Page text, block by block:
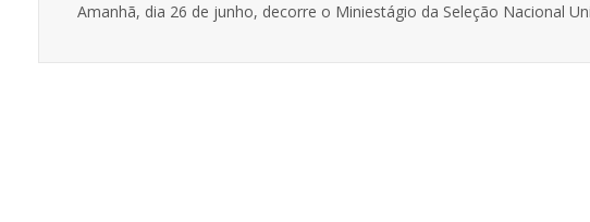
Amanhã, dia 26 de junho, decorre o Miniestágio da Seleção Nacional